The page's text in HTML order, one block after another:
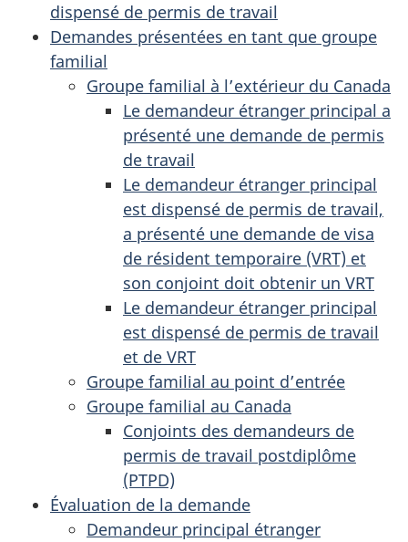
dispensé de permis de travail
Demandes présentées en tant que groupe
familial
Groupe familial à l’extérieur du Canada
Le demandeur étranger principal a
présenté une demande de permis
de travail
Le demandeur étranger principal
est dispensé de permis de travail,
a présenté une demande de visa
de résident temporaire (VRT) et
son conjoint doit obtenir un VRT
Le demandeur étranger principal
est dispensé de permis de travail
et de VRT
Groupe familial au point d’entrée
Groupe familial au Canada
Conjoints des demandeurs de
permis de travail postdiplôme
(PTPD)
Évaluation de la demande
Demandeur principal étranger